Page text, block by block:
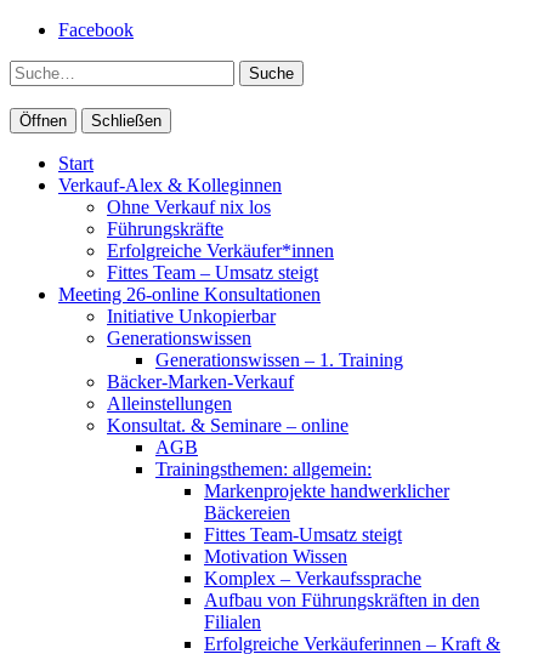
Facebook
Suche
Öffnen Schließen
Start
Verkauf-Alex & Kolleginnen
Ohne Verkauf nix los
Führungskräfte
Erfolgreiche Verkäufer*innen
Fittes Team – Umsatz steigt
Meeting 26-online Konsultationen
Initiative Unkopierbar
Generationswissen
Generationswissen – 1. Training
Bäcker-Marken-Verkauf
Alleinstellungen
Konsultat. & Seminare – online
AGB
Trainingsthemen: allgemein:
Markenprojekte handwerklicher
Bäckereien
Fittes Team-Umsatz steigt
Motivation Wissen
Komplex – Verkaufssprache
Aufbau von Führungskräften in den
Filialen
Erfolgreiche Verkäuferinnen – Kraft &